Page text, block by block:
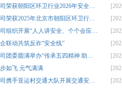
公司荣获朝阳区环卫行业2026年安全生产知识竞赛第二名
公司荣获2025年北京市朝阳区环卫行业有限空间作业比武第二名
公司组织开展“人人讲安全、个个会应急——查找身边安全隐患”安全生产月竞赛活动
联动共筑反诈“安全线”
公司团委圆满举办“传承五四精神 助力企业发展”主题团日活动
如飞 元气满满
公司携手亚运村交通大队开展交通安全宣传活动